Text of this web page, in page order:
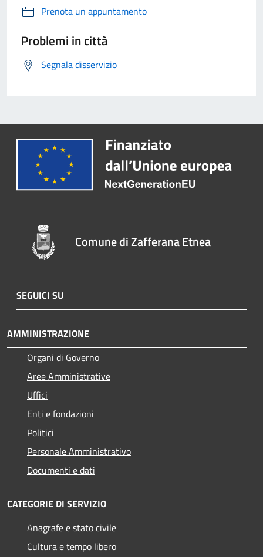
Prenota un appuntamento
Problemi in città
Segnala disservizio
Comune di Zafferana Etnea
SEGUICI SU
AMMINISTRAZIONE
Organi di Governo
Aree Amministrative
Uffici
Enti e fondazioni
Politici
Personale Amministrativo
Documenti e dati
CATEGORIE DI SERVIZIO
Anagrafe e stato civile
Cultura e tempo libero